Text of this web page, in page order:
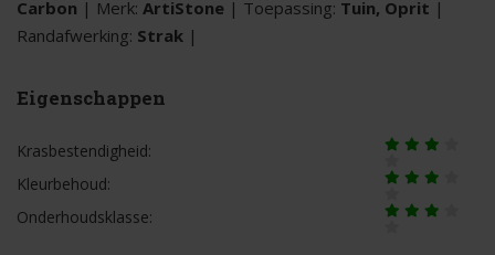
Carbon | Merk: ArtiStone | Toepassing: Tuin, Oprit |
Randafwerking: Strak |
Eigenschappen
Krasbestendigheid:
Kleurbehoud:
Onderhoudsklasse: